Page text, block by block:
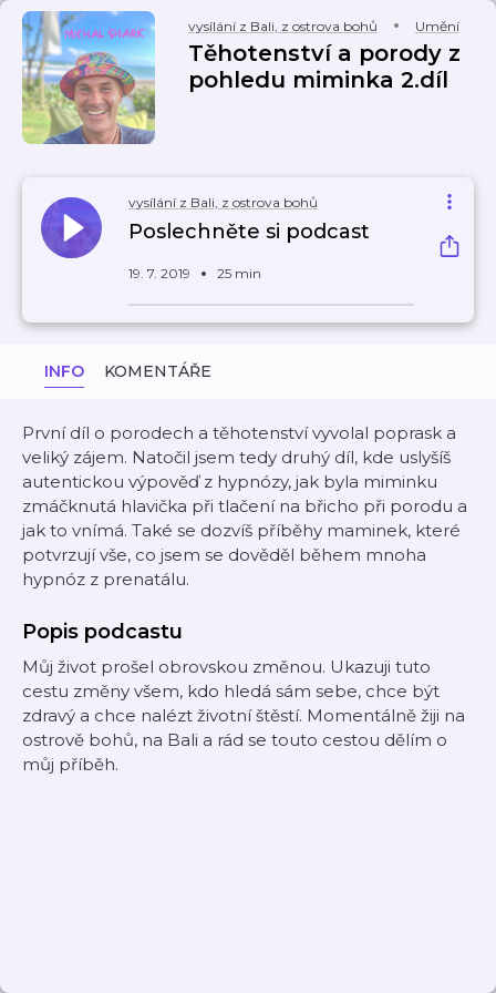
vysílání z Bali, z ostrova bohů Umění
Těhotenství a porody z
pohledu miminka 2.díl
vysílání z Bali, z ostrova bohů
Poslechněte si podcast
19. 7. 2019 25 min
INFO KOMENTÁŘE
První díl o porodech a těhotenství vyvolal poprask a
veliký zájem. Natočil jsem tedy druhý díl, kde uslyšíš
autentickou výpověď z hypnózy, jak byla miminku
zmáčknutá hlavička při tlačení na břicho při porodu a
jak to vnímá. Také se dozvíš příběhy maminek, které
potvrzují vše, co jsem se dověděl během mnoha
hypnóz z prenatálu.
Popis podcastu
Můj život prošel obrovskou změnou. Ukazuji tuto
cestu změny všem, kdo hledá sám sebe, chce být
zdravý a chce nalézt životní štěstí. Momentálně žiji na
ostrově bohů, na Bali a rád se touto cestou dělím o
můj příběh.